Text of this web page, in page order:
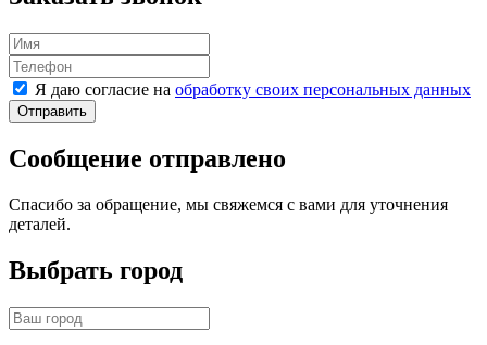
Я даю согласие на обработку своих персональных данных
Отправить
Сообщение отправлено
Спасибо за обращение, мы свяжемся с вами для уточнения
деталей.
Выбрать город